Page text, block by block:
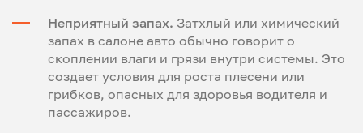
Неприятный запах. Затхлый или химический
запах в салоне авто обычно говорит о
скоплении влаги и грязи внутри системы. Это
создает условия для роста плесени или
грибков, опасных для здоровья водителя и
пассажиров.